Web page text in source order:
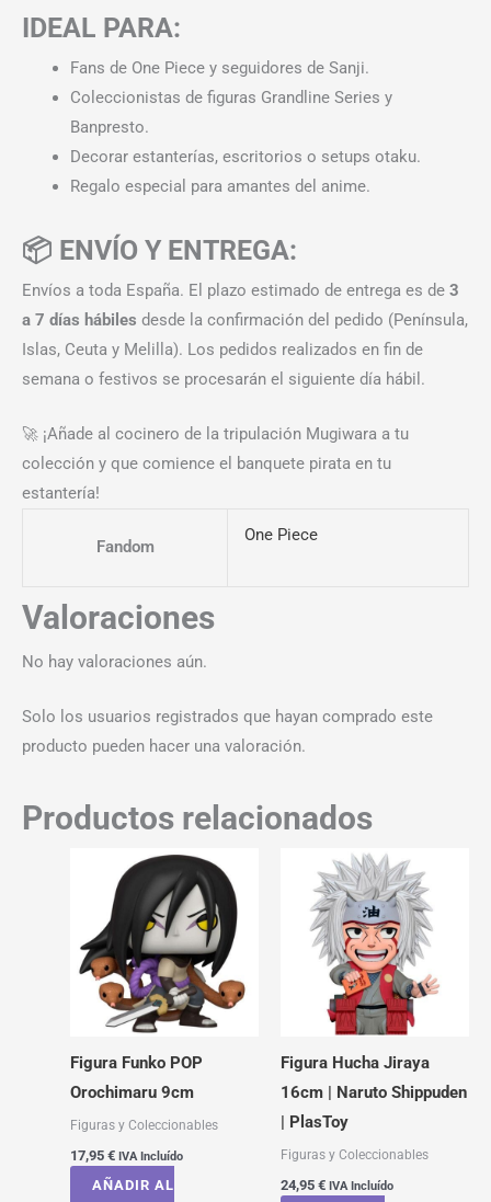
IDEAL PARA:
Fans de One Piece y seguidores de Sanji.
Coleccionistas de figuras Grandline Series y
Banpresto.
Decorar estanterías, escritorios o setups otaku.
Regalo especial para amantes del anime.
📦 ENVÍO Y ENTREGA:
Envíos a toda España. El plazo estimado de entrega es de 3
a 7 días hábiles desde la confirmación del pedido (Península,
Islas, Ceuta y Melilla). Los pedidos realizados en fin de
semana o festivos se procesarán el siguiente día hábil.
🚀 ¡Añade al cocinero de la tripulación Mugiwara a tu
colección y que comience el banquete pirata en tu
estantería!
Fandom
One Piece
Valoraciones
No hay valoraciones aún.
Solo los usuarios registrados que hayan comprado este
producto pueden hacer una valoración.
Productos relacionados
Figura Funko POP
Orochimaru 9cm
Figuras y Coleccionables
17,95 € IVA Incluído
AÑADIR AL
Figura Hucha Jiraya
16cm | Naruto Shippuden
| PlasToy
Figuras y Coleccionables
24,95 € IVA Incluído